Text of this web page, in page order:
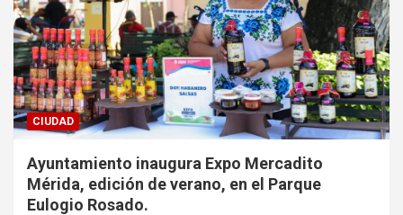
CIUDAD
Ayuntamiento inaugura Expo Mercadito
Mérida, edición de verano, en el Parque
Eulogio Rosado.